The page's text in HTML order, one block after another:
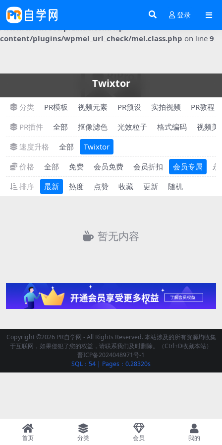
Notice : Trying to get property 'post_content' of non-object in
/www/wwwroot/przixue.com/wp-
content/plugins/wpmel_url_check/mel.class.php on line 9
登录
Twixtor
分类 PR模板 视频元素 PR预设 实拍视频
PR教程
PR插件
全部 抠像滤色 光效粒子 格式编码
视频美
速度升格
全部
Twixtor
价格
全部 免费 会员免费 会员折扣 会员专属
排序
最新 热度 点赞 收藏 更新 随机
暂无内容
Copyright ©2026 PR自学网 - All Rights Reserved. 本站涉及的所有资源均收集
于互联网，如果侵犯了您的权益，请联系我们及时删除。（Ctrl+D收藏本站）
晋ICP备2024048971号-1
SQL：54 | Pages：0.28320s
首页 分类 会员 我的